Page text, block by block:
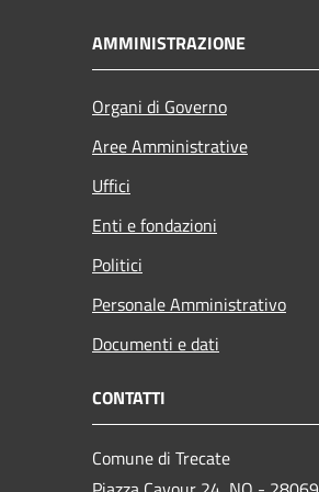
AMMINISTRAZIONE
Organi di Governo
Aree Amministrative
Uffici
Enti e fondazioni
Politici
Personale Amministrativo
Documenti e dati
CONTATTI
Comune di Trecate